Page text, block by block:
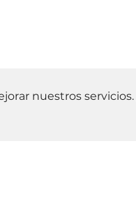
nuestros servicios.